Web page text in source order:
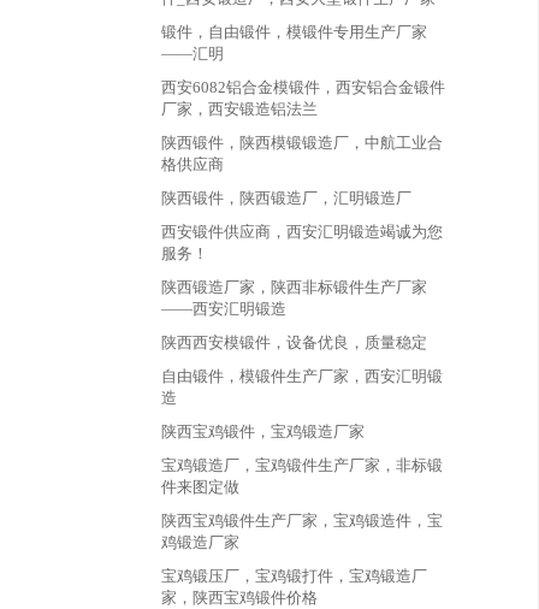
锻件，自由锻件，模锻件专用生产厂家
——汇明
西安6082铝合金模锻件，西安铝合金锻件
厂家，西安锻造铝法兰
陕西锻件，陕西模锻锻造厂，中航工业合
格供应商
陕西锻件，陕西锻造厂，汇明锻造厂
西安锻件供应商，西安汇明锻造竭诚为您
服务！
陕西锻造厂家，陕西非标锻件生产厂家
——西安汇明锻造
陕西西安模锻件，设备优良，质量稳定
自由锻件，模锻件生产厂家，西安汇明锻
造
陕西宝鸡锻件，宝鸡锻造厂家
宝鸡锻造厂，宝鸡锻件生产厂家，非标锻
件来图定做
陕西宝鸡锻件生产厂家，宝鸡锻造件，宝
鸡锻造厂家
宝鸡锻压厂，宝鸡锻打件，宝鸡锻造厂
家，陕西宝鸡锻件价格